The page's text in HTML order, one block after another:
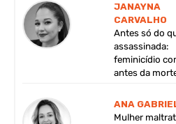
JANAYNA
CARVALHO
Antes só do
assassinada:
feminicídio
antes da
ANA
Mulher